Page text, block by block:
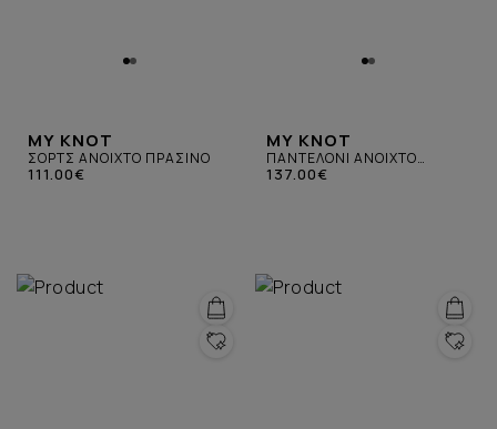
MY KNOT
ΣΟΡΤΣ ΑΝΟΙΧΤΟ ΠΡΑΣΙΝΟ
111.00€
MY KNOT
ΠΑΝΤΕΛΟΝΙ ΑΝΟΙΧΤΟ
ΠΡΑΣΙΝΟ
137.00€